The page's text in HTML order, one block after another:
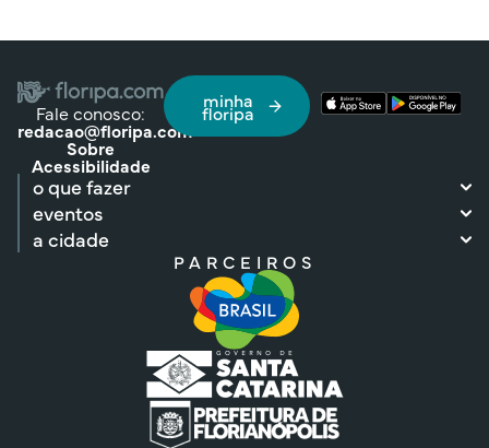
Fale conosco:
redacao@floripa.com
Sobre
Acessibilidade
minha
floripa
o que fazer
eventos
a cidade
PARCEIROS